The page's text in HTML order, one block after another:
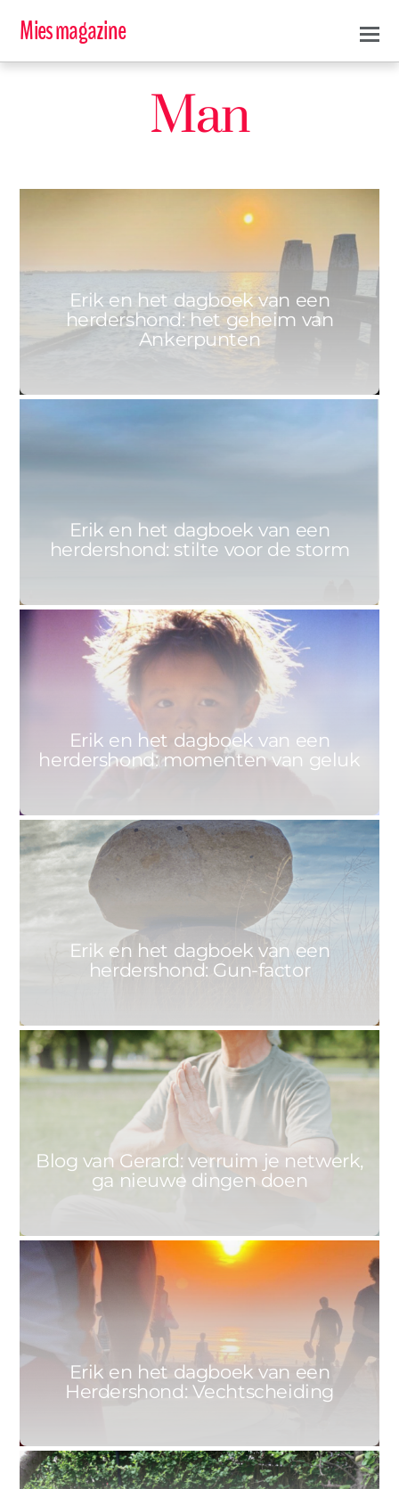
Mies magazine
Man
Erik en het dagboek van een
herdershond: het geheim van
Ankerpunten
Erik en het dagboek van een
herdershond: stilte voor de storm
ERIK 7 MEI 2021
Erik en het dagboek van een
herdershond: momenten van geluk
ERIK 1 MEI 2021
Erik en het dagboek van een
herdershond: Gun-factor
GERARD 28 APRIL 2021 0
Blog van Gerard: verruim je netwerk,
ga nieuwe dingen doen
ERIK 23 APRIL 2021
Erik en het dagboek van een
Herdershond: Vechtscheiding
ERIK 16 APRIL 2021 0